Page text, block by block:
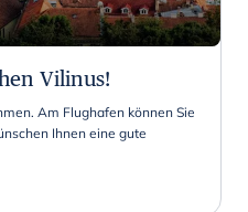
Vilinus!
Am Flughafen können Sie
Ihnen eine gute